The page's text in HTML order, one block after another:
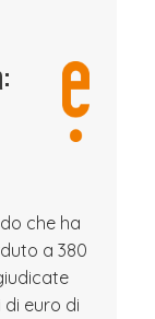
che ha
a 380
di euro di